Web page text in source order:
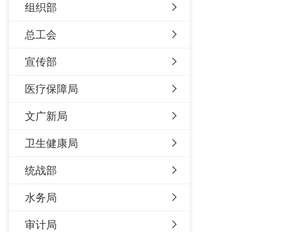
组织部
总工会
宣传部
医疗保障局
文广新局
卫生健康局
统战部
水务局
审计局